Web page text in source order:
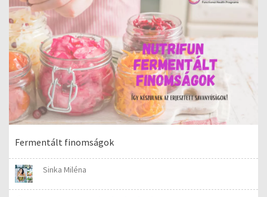
Fermentált finomságok
Sinka Miléna